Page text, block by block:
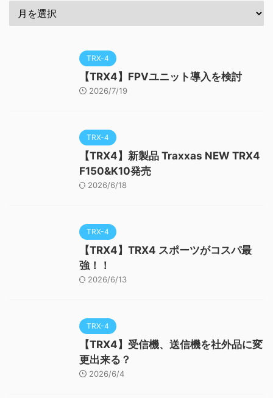
TRX-4
【TRX4】FPVユニット導入を検討
2026/7/19
TRX-4
【TRX4】新製品 Traxxas NEW TRX4
F150&K10発売
2026/6/18
TRX-4
【TRX4】TRX4 スポーツがコスパ最
強！！
2026/6/13
TRX-4
【TRX4】受信機、送信機を社外品に変
更出来る？
2026/6/4